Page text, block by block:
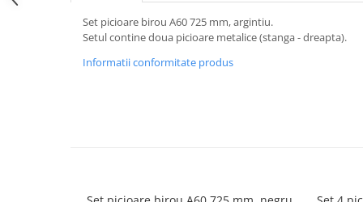
Set picioare birou A60 725 mm, argintiu.
Setul contine doua picioare metalice (stanga - dreapta).
Informatii conformitate produs